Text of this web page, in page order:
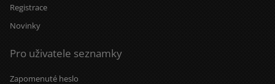
Registrace
Novinky
Pro uživatele seznamky
Zapomenuté heslo